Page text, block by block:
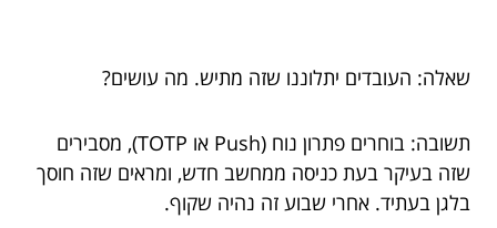
שאלה: העובדים יתלוננו שזה מתיש. מה עושים?
תשובה: בוחרים פתרון נוח (Push או TOTP), מסבירים
שזה בעיקר בעת כניסה ממחשב חדש, ומראים שזה חוסך
בלגן בעתיד. אחרי שבוע זה נהיה שקוף.